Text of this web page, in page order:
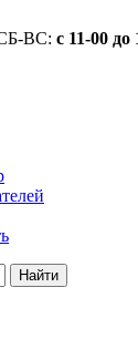
ВС: c 11-00 до
Найти